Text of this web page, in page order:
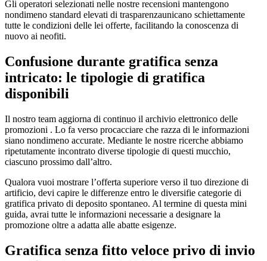
Gli operatori selezionati nelle nostre recensioni mantengono
nondimeno standard elevati di trasparenzaunicano schiettamente
tutte le condizioni delle lei offerte, facilitando la conoscenza di
nuovo ai neofiti.
Confusione durante gratifica senza
intricato: le tipologie di gratifica
disponibili
Il nostro team aggiorna di continuo il archivio elettronico delle
promozioni . Lo fa verso procacciare che razza di le informazioni
siano nondimeno accurate. Mediante le nostre ricerche abbiamo
ripetutamente incontrato diverse tipologie di questi mucchio,
ciascuno prossimo dall’altro.
Qualora vuoi mostrare l’offerta superiore verso il tuo direzione di
artificio, devi capire le differenze entro le diversifie categorie di
gratifica privato di deposito spontaneo. Al termine di questa mini
guida, avrai tutte le informazioni necessarie a designare la
promozione oltre a adatta alle abatte esigenze.
Gratifica senza fitto veloce privo di invio